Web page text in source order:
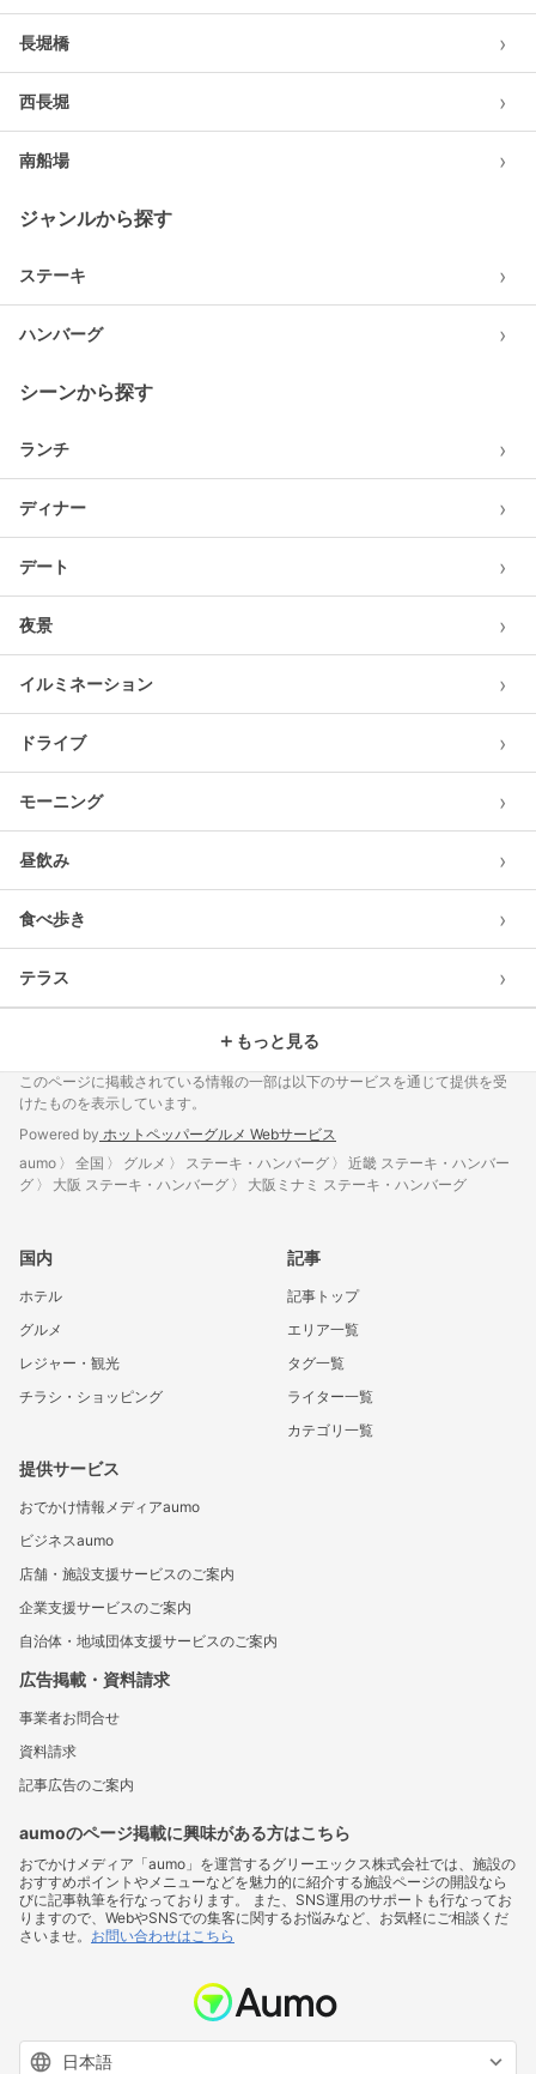
長堀橋 ›
西長堀 ›
南船場 ›
ジャンルから探す
ステーキ ›
ハンバーグ ›
シーンから探す
ランチ ›
ディナー ›
デート ›
夜景 ›
イルミネーション ›
ドライブ ›
モーニング ›
昼飲み ›
食べ歩き ›
テラス ›
＋ もっと見る
このページに掲載されている情報の一部は以下のサービスを通じて提供を受
けたものを表示しています。
Powered by ホットペッパーグルメ Webサービス
aumo
全国 グルメ ステーキ・ハンバーグ
近畿 ステーキ・ハンバー
グ
大阪 ステーキ・ハンバーグ 大阪ミナミ ステーキ・ハンバーグ
国内
ホテル
グルメ
レジャー・観光
チラシ・ショッピング
記事
記事トップ
エリア一覧
タグ一覧
ライター一覧
カテゴリ一覧
提供サービス
おでかけ情報メディアaumo
ビジネスaumo
店舗・施設支援サービスのご案内
企業支援サービスのご案内
自治体・地域団体支援サービスのご案内
広告掲載・資料請求
事業者お問合せ
資料請求
記事広告のご案内
aumoのページ掲載に興味がある方はこちら
おでかけメディア「aumo」を運営するグリーエックス株式会社では、施設の
おすすめポイントやメニューなどを魅力的に紹介する施設ページの開設なら
びに記事執筆を行なっております。 また、SNS運用のサポートも行なってお
りますので、WebやSNSでの集客に関するお悩みなど、お気軽にご相談くだ
さいませ。 お問い合わせはこちら